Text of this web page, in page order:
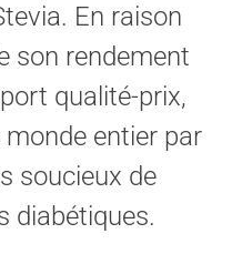
En raison
son rendement
qualité-prix,
entier par
soucieux de
diabétiques.